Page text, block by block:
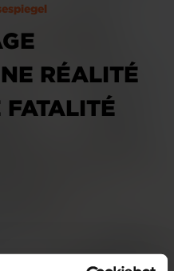
RÉALITÉ
FATALITÉ